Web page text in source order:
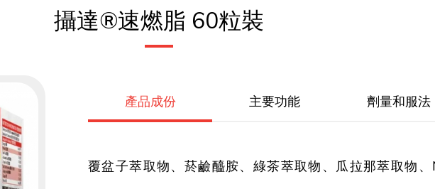
攝達®速燃脂 60粒裝
產品成份 主要功能 劑量和服法
覆盆子萃取物、菸鹼醯胺、綠茶萃取物、瓜拉那萃取物